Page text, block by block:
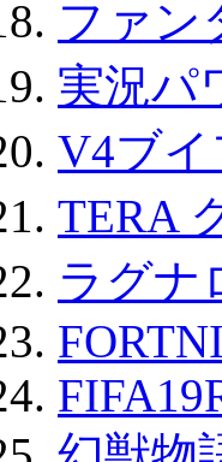
ファン
実況パ
V4ブイ
TERA
ラグナ